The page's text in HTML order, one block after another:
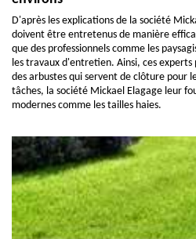
D'après les explications de la société
doivent être entretenus de manière
que des professionnels comme les
les travaux d'entretien. Ainsi, ces
des arbustes qui servent de clôture pour
tâches, la société Mickael Elagage leur
modernes comme les tailles haies.